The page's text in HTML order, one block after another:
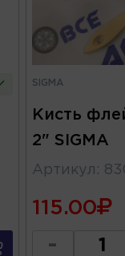
SIGMA
Кисть
2" SIGMA
Артикул :
115.00
-